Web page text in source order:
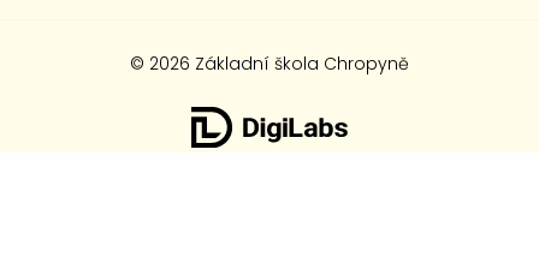
© 2026 Základní škola Chropyně